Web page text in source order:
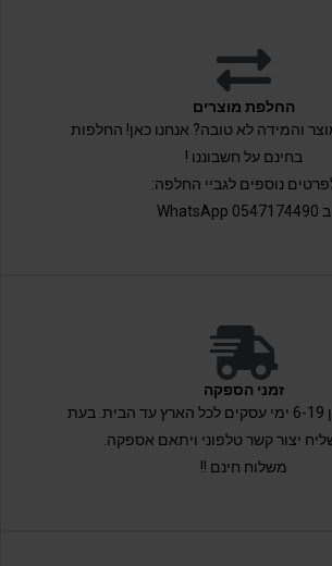
החלפת מוצרים
והמידה לא טובה? אנחנו כאן! החלפות
בחינם על חשבוננו !
נוספים לגביי החלפה:
ב 0547174490 WhatsApp
זמני הספקה
זמן אספקה בין 6-19 ימי עסקים לכל הארץ עד הבית. בעת
יצור קשר טלפוני ויתאם אספקה.
משלוח חינם !!